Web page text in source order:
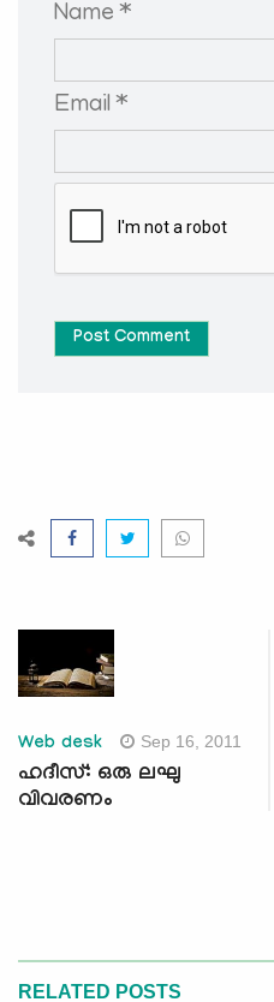
Name *
Email *
Post Comment
Web desk Sep 16, 2011
ഹദീസ്: ഒരു ലഘു
വിവരണം
RELATED POSTS